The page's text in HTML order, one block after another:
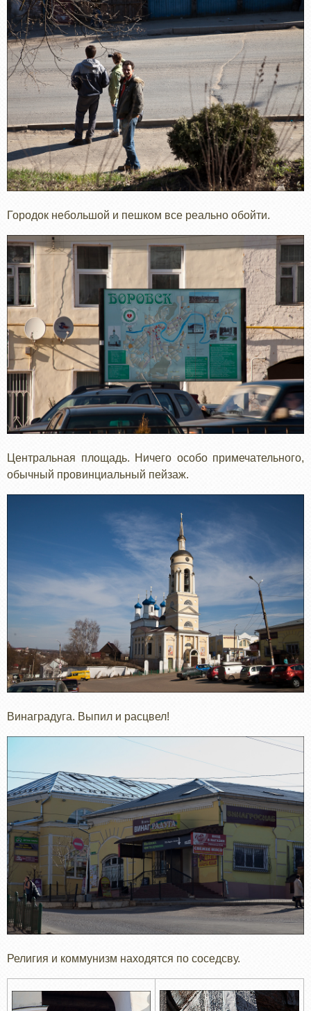
Городок небольшой и пешком все реально обойти.
Центральная площадь. Ничего особо примечательного,
обычный провинциальный пейзаж.
Винаградуга. Выпил и расцвел!
Религия и коммунизм находятся по соседсву.